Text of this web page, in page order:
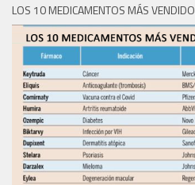
LOS 10 MEDICAMENTOS MÁS